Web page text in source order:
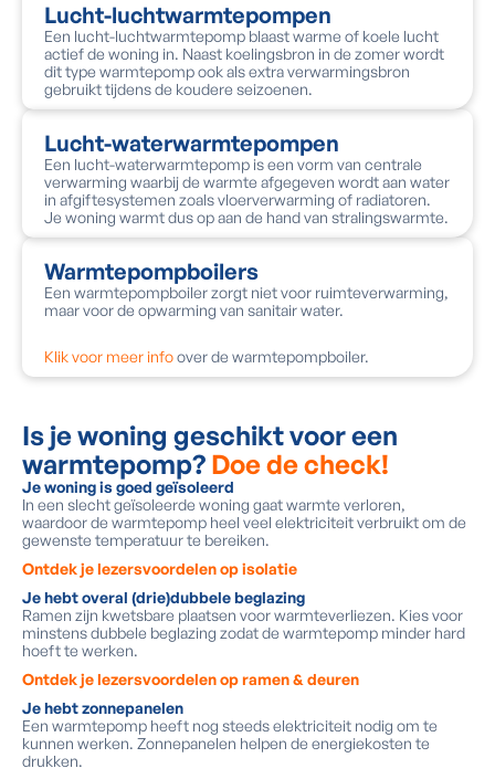
Lucht-luchtwarmtepompen
Een lucht-luchtwarmtepomp blaast warme of koele lucht
actief de woning in. Naast koelingsbron in de zomer wordt
dit type warmtepomp ook als extra verwarmingsbron
gebruikt tijdens de koudere seizoenen.
Lucht-waterwarmtepompen
Een lucht-waterwarmtepomp is een vorm van centrale
verwarming waarbij de warmte afgegeven wordt aan water
in afgiftesystemen zoals vloerverwarming of radiatoren.
Je woning warmt dus op aan de hand van stralingswarmte.
Warmtepompboilers
Een warmtepompboiler zorgt niet voor ruimteverwarming,
maar voor de opwarming van sanitair water.
Klik voor meer infoover de warmtepompboiler.
Is je woning geschikt voor een
warmtepomp? Doe de check!
Je woning is goed geïsoleerd
In een slecht geïsoleerde woning gaat warmte verloren,
waardoor de warmtepomp heel veel elektriciteit verbruikt om de
gewenste temperatuur te bereiken.
Ontdek je lezersvoordelen op isolatie
Je hebt overal (drie)dubbele beglazing
Ramen zijn kwetsbare plaatsen voor warmteverliezen. Kies voor
minstens dubbele beglazing zodat de warmtepomp minder hard
hoeft te werken.
Ontdek je lezersvoordelen op ramen & deuren
Je hebt zonnepanelen
Een warmtepomp heeft nog steeds elektriciteit nodig om te
kunnen werken. Zonnepanelen helpen de energiekosten te
drukken.